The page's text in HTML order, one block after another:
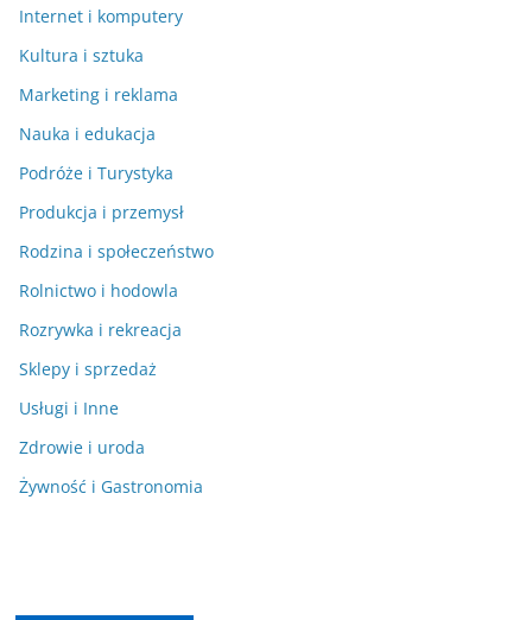
Internet i komputery
Kultura i sztuka
Marketing i reklama
Nauka i edukacja
Podróże i Turystyka
Produkcja i przemysł
Rodzina i społeczeństwo
Rolnictwo i hodowla
Rozrywka i rekreacja
Sklepy i sprzedaż
Usługi i Inne
Zdrowie i uroda
Żywność i Gastronomia